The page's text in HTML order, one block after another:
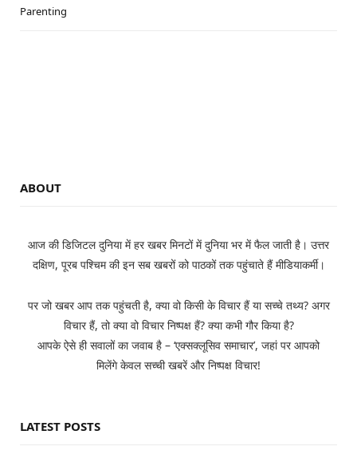
Parenting
ABOUT
आज की डिजिटल दुनिया में हर खबर मिनटों में दुनिया भर में फैल जाती है। उत्तर
दक्षिण, पूरब पश्चिम की इन सब खबरों को पाठकों तक पहुंचाते हैं मीडियाकर्मी।
पर जो खबर आप तक पहुंचती है, क्या वो किसी के विचार हैं या सच्चे तथ्य? अगर
विचार हैं, तो क्या वो विचार निष्पक्ष हैं? क्या कभी गौर किया है?
आपके ऐसे ही सवालों का जवाब है – ‘एक्सक्लूसिव समाचार’, जहां पर आपको
मिलेंगे केवल सच्ची खबरें और निष्पक्ष विचार!
LATEST POSTS